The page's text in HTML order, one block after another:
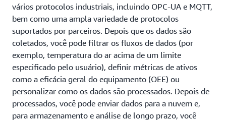
vários protocolos industriais, incluindo OPC-UA e MQTT,
bem como uma ampla variedade de protocolos
suportados por parceiros. Depois que os dados são
coletados, você pode filtrar os fluxos de dados (por
exemplo, temperatura do ar acima de um limite
especificado pelo usuário), definir métricas de ativos
como a eficácia geral do equipamento (OEE) ou
personalizar como os dados são processados. Depois de
processados, você pode enviar dados para a nuvem e,
para armazenamento e análise de longo prazo, você